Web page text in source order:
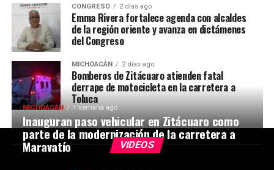
CONGRESO 2 días ago
Emma Rivera fortalece agenda con alcaldes
de la región oriente y avanza en dictámenes
del Congreso
MICHOACÁN 2 días ago
Bomberos de Zitácuaro atienden fatal
derrape de motocicleta en la carretera a
Toluca
VIDEOS
MICHOACÁN 1 semana ago
Inauguran paso vehicular en Zitácuaro como
parte de la modernización de la carretera a
Maravatío